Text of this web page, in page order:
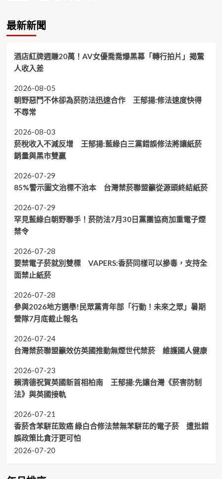
最新新聞
酒店紅牌週賺20萬！AV女優喬喬爆黑幕「轉行拍片」揭驚
人收入差
2026-08-05
朝野惡鬥不休卻為菸防法迅速合作 王郁揚:修法速度快得
不尋常
2026-08-03
菸稅收入不減反增 王郁揚:藍綠白三黨錯誤修法將讓紙菸
銷量與黑市雙贏
2026-07-29
85%警示圖文治標不治本 台灣禁菸聯盟籲從源頭終結紙菸
2026-07-29
罕見藍綠白朝野聯手！菸防法7月30日黨團協商加重電子煙
禁令
2026-07-28
要禁電子菸就別雙標 VAPERS:香菸同樣可以摻毒，支持全
面禁止紙菸
2026-07-28
參與2026地方選舉!民眾黨青年部「行動！未來之眾」暑期
營隊7月底截止報名
2026-07-24
台灣禁菸聯盟籲效仿英國推動無煙世代禁菸 維護國人健康
2026-07-23
賴清德祝賀英國新首相柏南 王郁揚:先讓台灣《菸害防制
法》與英國接軌
2026-07-21
香菸含苯駢芘致癌 綠白合修法禁無苯駢芘的電子菸 遭批錯
誤政策比貪汙更可怕
2026-07-20